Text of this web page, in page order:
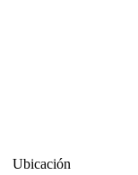
Ubicación